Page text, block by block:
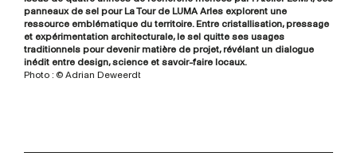
panneaux de sel pour La Tour de LUMA Arles explorent une
ressource emblématique du territoire. Entre cristallisation, pressage
et expérimentation architecturale, le sel quitte ses usages
traditionnels pour devenir matière de projet, révélant un dialogue
inédit entre design, science et savoir-faire locaux.
Photo : © Adrian Deweerdt